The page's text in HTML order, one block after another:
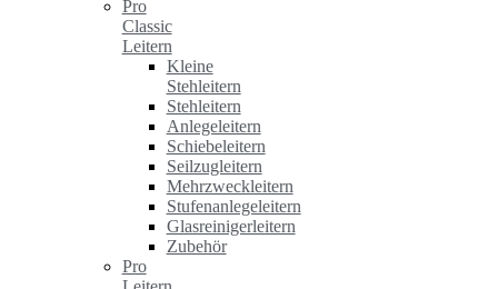
Pro
Classic
Leitern
Kleine
Stehleitern
Stehleitern
Anlegeleitern
Schiebeleitern
Seilzugleitern
Mehrzweckleitern
Stufenanlegeleitern
Glasreinigerleitern
Zubehör
Pro